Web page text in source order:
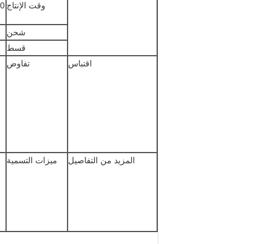
وقت الإنتاج 7-10 أيام
شحن
قسط
اقتباس
تفاوض
المزيد من التفاصيل
ميزات التسمية